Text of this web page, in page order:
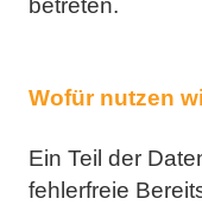
betreten.
Wofür nutzen
Ein Teil der
fehlerfreie